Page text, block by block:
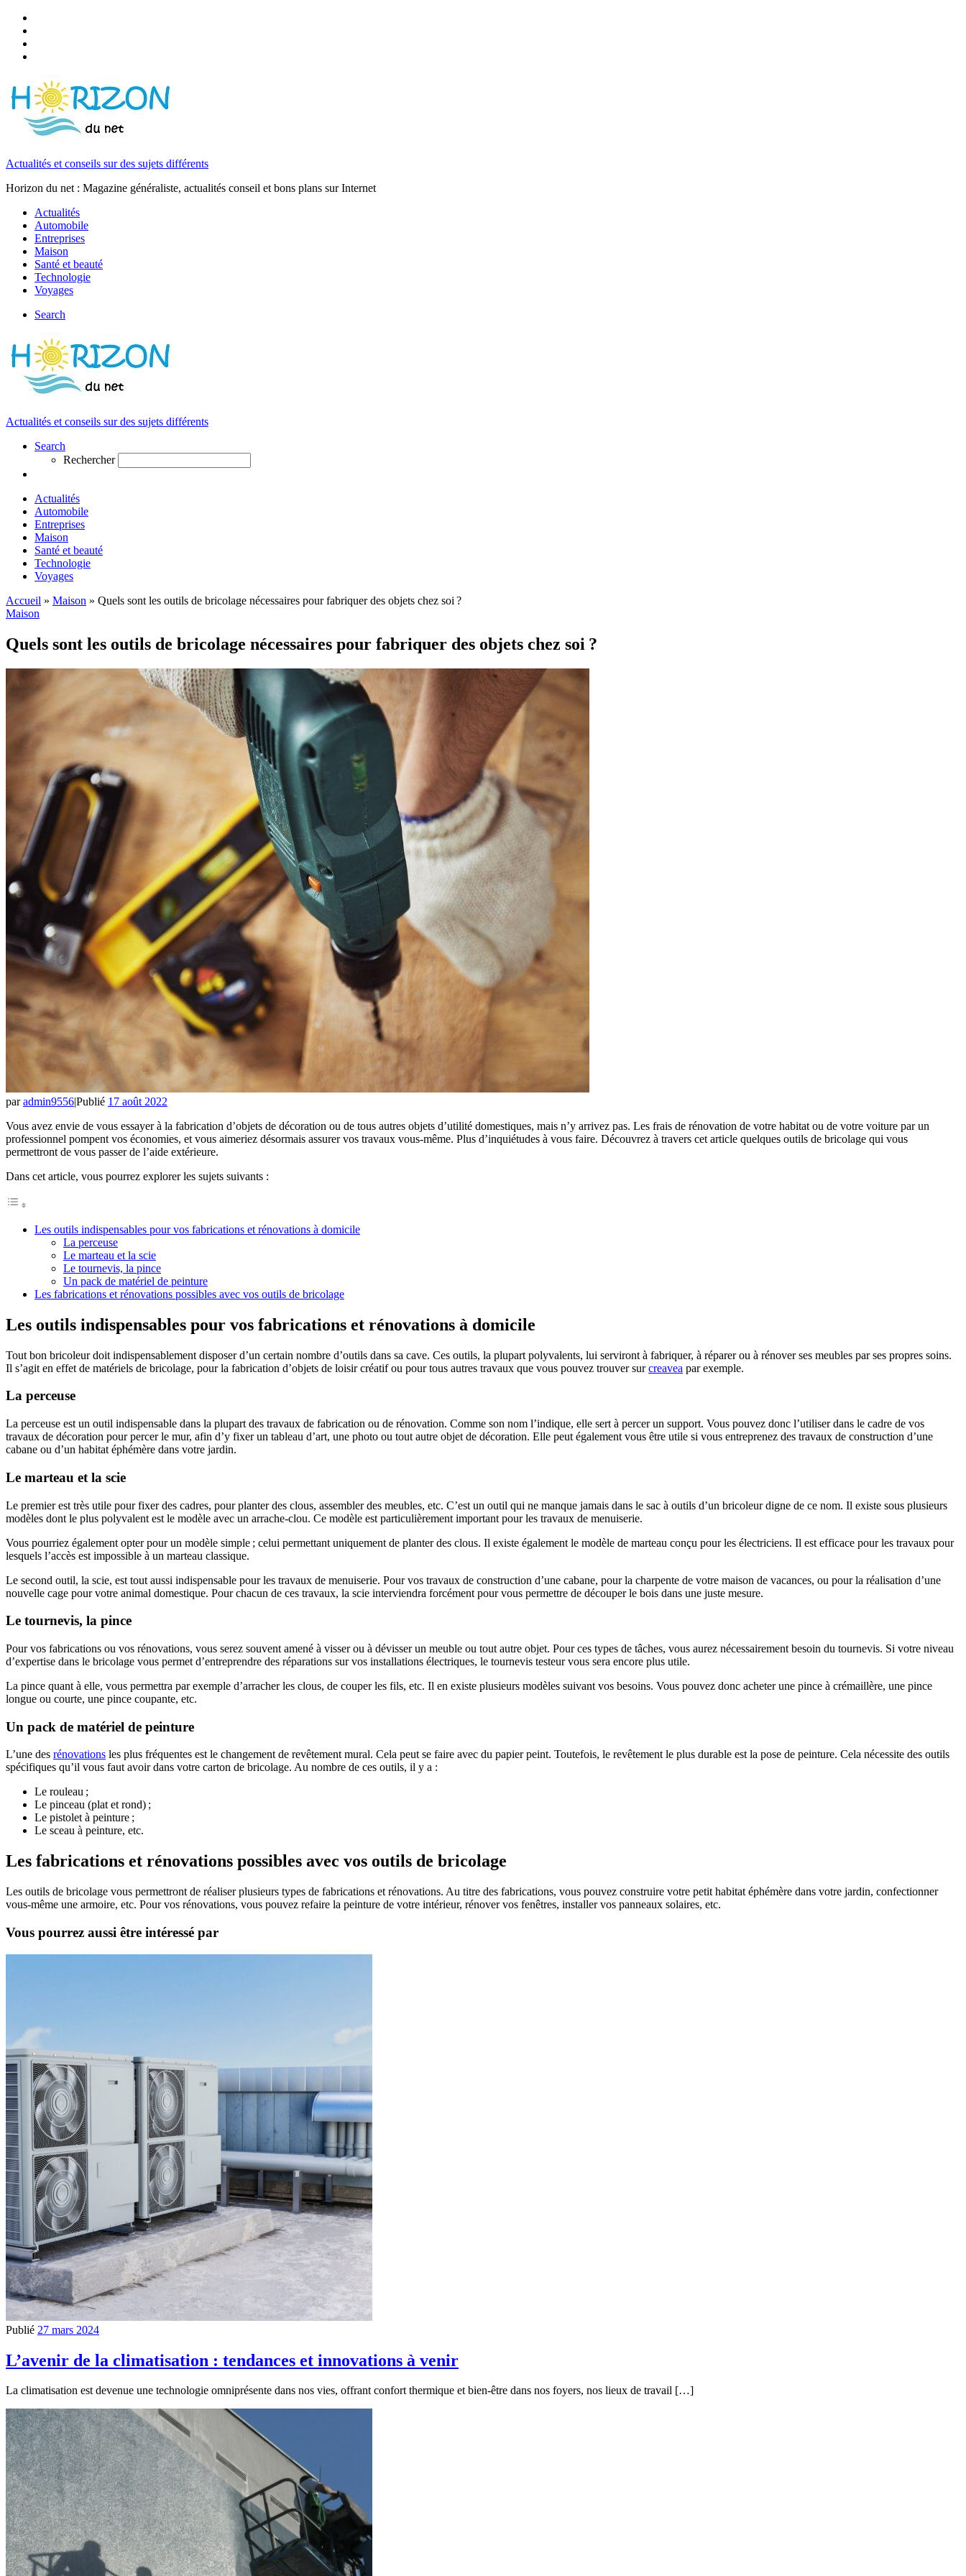
Actualités et conseils sur des sujets différents
Horizon du net : Magazine généraliste, actualités conseil et bons plans sur Internet
Actualités
Automobile
Entreprises
Maison
Santé et beauté
Technologie
Voyages
Search
Actualités et conseils sur des sujets différents
Search
Rechercher
Actualités
Automobile
Entreprises
Maison
Santé et beauté
Technologie
Voyages
Accueil » Maison » Quels sont les outils de bricolage nécessaires pour fabriquer des objets chez soi ?
Maison
Quels sont les outils de bricolage nécessaires pour fabriquer des objets chez soi ?
paradmin9556|Publié 17 août 2022
Vous avez envie de vous essayer à la fabrication d’objets de décoration ou de tous autres objets d’utilité domestiques, mais n’y arrivez pas. Les frais de rénovation de votre habitat ou de votre voiture par un
professionnel pompent vos économies, et vous aimeriez désormais assurer vos travaux vous-même. Plus d’inquiétudes à vous faire. Découvrez à travers cet article quelques outils de bricolage qui vous
permettront de vous passer de l’aide extérieure.
Dans cet article, vous pourrez explorer les sujets suivants :
Les outils indispensables pour vos fabrications et rénovations à domicile
La perceuse
Le marteau et la scie
Le tournevis, la pince
Un pack de matériel de peinture
Les fabrications et rénovations possibles avec vos outils de bricolage
Les outils indispensables pour vos fabrications et rénovations à domicile
Tout bon bricoleur doit indispensablement disposer d’un certain nombre d’outils dans sa cave. Ces outils, la plupart polyvalents, lui serviront à fabriquer, à réparer ou à rénover ses meubles par ses propres soins.
Il s’agit en effet de matériels de bricolage, pour la fabrication d’objets de loisir créatif ou pour tous autres travaux que vous pouvez trouver surcreavea par exemple.
La perceuse
La perceuse est un outil indispensable dans la plupart des travaux de fabrication ou de rénovation. Comme son nom l’indique, elle sert à percer un support. Vous pouvez donc l’utiliser dans le cadre de vos
travaux de décoration pour percer le mur, afin d’y fixer un tableau d’art, une photo ou tout autre objet de décoration. Elle peut également vous être utile si vous entreprenez des travaux de construction d’une
cabane ou d’un habitat éphémère dans votre jardin.
Le marteau et la scie
Le premier est très utile pour fixer des cadres, pour planter des clous, assembler des meubles, etc. C’est un outil qui ne manque jamais dans le sac à outils d’un bricoleur digne de ce nom. Il existe sous plusieurs
modèles dont le plus polyvalent est le modèle avec un arrache-clou. Ce modèle est particulièrement important pour les travaux de menuiserie.
Vous pourriez également opter pour un modèle simple ; celui permettant uniquement de planter des clous. Il existe également le modèle de marteau conçu pour les électriciens. Il est efficace pour les travaux pour
lesquels l’accès est impossible à un marteau classique.
Le second outil, la scie, est tout aussi indispensable pour les travaux de menuiserie. Pour vos travaux de construction d’une cabane, pour la charpente de votre maison de vacances, ou pour la réalisation d’une
nouvelle cage pour votre animal domestique. Pour chacun de ces travaux, la scie interviendra forcément pour vous permettre de découper le bois dans une juste mesure.
Le tournevis, la pince
Pour vos fabrications ou vos rénovations, vous serez souvent amené à visser ou à dévisser un meuble ou tout autre objet. Pour ces types de tâches, vous aurez nécessairement besoin du tournevis. Si votre niveau
d’expertise dans le bricolage vous permet d’entreprendre des réparations sur vos installations électriques, le tournevis testeur vous sera encore plus utile.
La pince quant à elle, vous permettra par exemple d’arracher les clous, de couper les fils, etc. Il en existe plusieurs modèles suivant vos besoins. Vous pouvez donc acheter une pince à crémaillère, une pince
longue ou courte, une pince coupante, etc.
Un pack de matériel de peinture
L’une des rénovations les plus fréquentes est le changement de revêtement mural. Cela peut se faire avec du papier peint. Toutefois, le revêtement le plus durable est la pose de peinture. Cela nécessite des outils
spécifiques qu’il vous faut avoir dans votre carton de bricolage. Au nombre de ces outils, il y a :
Le rouleau ;
Le pinceau (plat et rond) ;
Le pistolet à peinture ;
Le sceau à peinture, etc.
Les fabrications et rénovations possibles avec vos outils de bricolage
Les outils de bricolage vous permettront de réaliser plusieurs types de fabrications et rénovations. Au titre des fabrications, vous pouvez construire votre petit habitat éphémère dans votre jardin, confectionner
vous-même une armoire, etc. Pour vos rénovations, vous pouvez refaire la peinture de votre intérieur, rénover vos fenêtres, installer vos panneaux solaires, etc.
Vous pourrez aussi être intéressé par
Publié 27 mars 2024
L’avenir de la climatisation : tendances et innovations à venir
La climatisation est devenue une technologie omniprésente dans nos vies, offrant confort thermique et bien-être dans nos foyers, nos lieux de travail […]